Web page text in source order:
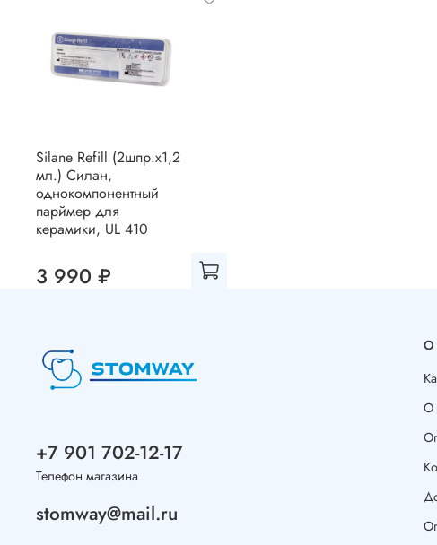
Silane Refill (2шпр.х1,2
мл.) Силан,
однокомпонентный
парймер для
керамики, UL 410
3 990 ₽
О
О
+7 901 702-12-17
Телефон магазина
stomway@mail.ru